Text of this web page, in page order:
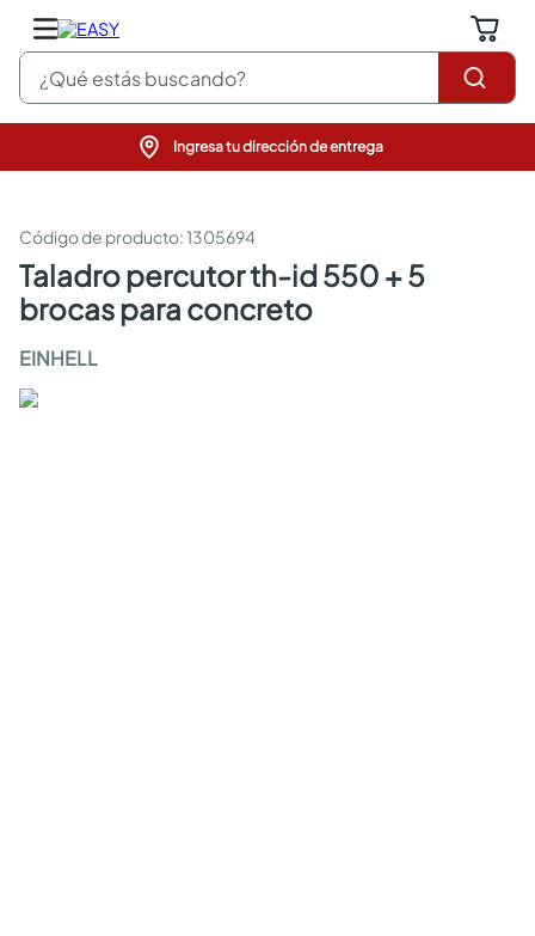
¿Qué estás buscando?
Ingresa tu dirección de entrega
:1305694
taladro percutor th-id 550 + 5
brocas para concreto
EINHELL
pinturas
sanitarios
comedor
escritorio
armarios closet
comedores